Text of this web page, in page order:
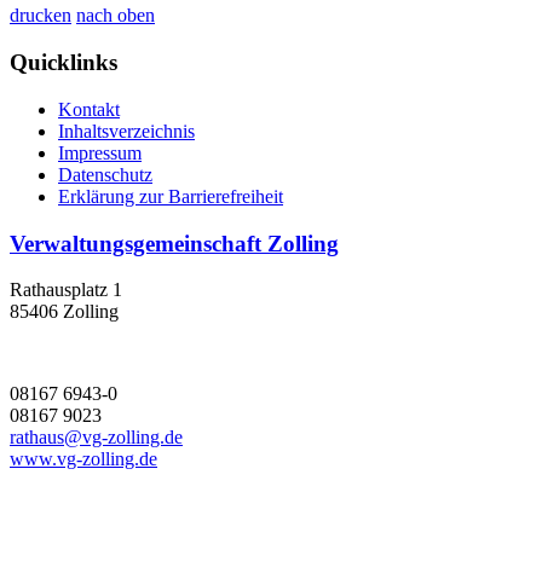
drucken nach oben
Quicklinks
Kontakt
Inhaltsverzeichnis
Impressum
Datenschutz
Erklärung zur Barrierefreiheit
Verwaltungsgemeinschaft Zolling
Rathausplatz 1
85406 Zolling
08167 6943-0
08167 9023
rathaus@vg-zolling.de
www.vg-zolling.de